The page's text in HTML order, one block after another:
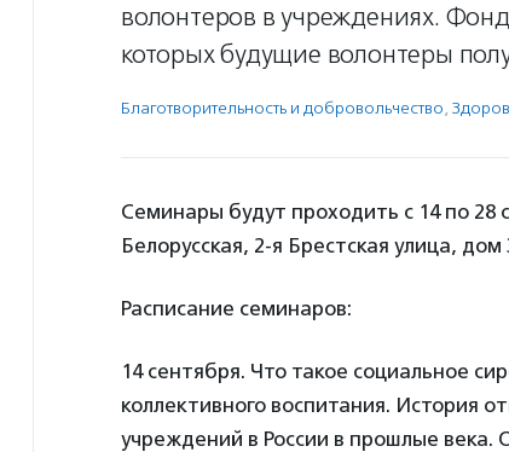
волонтеров в учреждениях.
которых будущие волонтеры
Благотвори­тель­ность и доброволь­чест­во,
Семинары будут проходить с 14 по
Белорусская, 2-я Брестская улица, дом
Расписание семинаров:
14 сентября. Что такое социальное
коллективного воспитания. История
учреждений в России в прошлые